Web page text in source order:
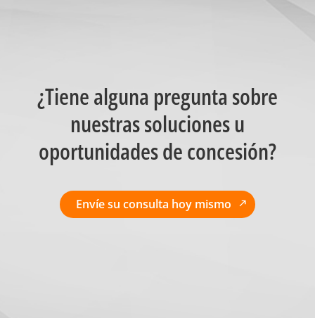
¿Tiene alguna pregunta sobre
nuestras soluciones u
oportunidades de concesión?
Envíe su consulta hoy mismo